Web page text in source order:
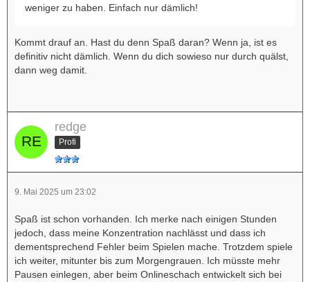
weniger zu haben. Einfach nur dämlich!
Kommt drauf an. Hast du denn Spaß daran? Wenn ja, ist es
definitiv nicht dämlich. Wenn du dich sowieso nur durch quälst,
dann weg damit.
redge
Profi
9. Mai 2025 um 23:02
Spaß ist schon vorhanden. Ich merke nach einigen Stunden
jedoch, dass meine Konzentration nachlässt und dass ich
dementsprechend Fehler beim Spielen mache. Trotzdem spiele
ich weiter, mitunter bis zum Morgengrauen. Ich müsste mehr
Pausen einlegen, aber beim Onlineschach entwickelt sich bei